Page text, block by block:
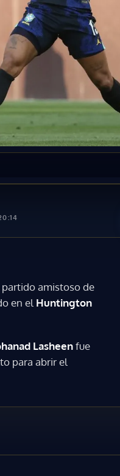
amistoso de
en el Huntington
Lasheenfue
para abrir el